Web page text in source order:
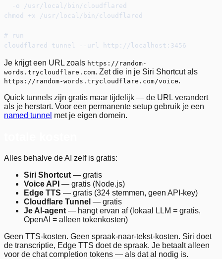
  -o /usr/local/bin/cloudflared
chmod +x /usr/local/bin/cloudflared
# run
cloudflared tunnel --url http://localhost:3456
Je krijgt een URL zoals https://random-
words.trycloudflare.com. Zet die in je Siri Shortcut als
https://random-words.trycloudflare.com/voice.
Quick tunnels zijn gratis maar tijdelijk — de URL verandert
als je herstart. Voor een permanente setup gebruik je een
named tunnel met je eigen domein.
Alles behalve de AI zelf is gratis:
Siri Shortcut — gratis
Voice API — gratis (Node.js)
Edge TTS — gratis (324 stemmen, geen API-key)
Cloudflare Tunnel — gratis
Je AI-agent — hangt ervan af (lokaal LLM = gratis,
OpenAI = alleen tokenkosten)
Geen TTS-kosten. Geen spraak-naar-tekst-kosten. Siri doet
de transcriptie, Edge TTS doet de spraak. Je betaalt alleen
voor de chat completion tokens — als dat al nodig is.